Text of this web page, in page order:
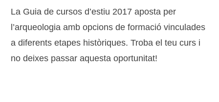
La Guia de cursos d’estiu 2017 aposta per
l’arqueologia amb opcions de formació vinculades
a diferents etapes històriques. Troba el teu curs i
no deixes passar aquesta oportunitat!